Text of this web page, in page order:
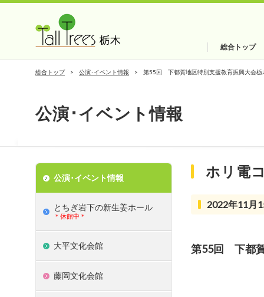
総合トップ
総合トップ 公演･イベント情報 第55回 下都賀地区特別支援教育振興大会栃
公演･イベント情報
ホリ電
2022年11月
第55回 下都
公演･イベント情報
とちぎ岩下の新⽣姜ホール
＊休館中＊
大平文化会館
藤岡文化会館